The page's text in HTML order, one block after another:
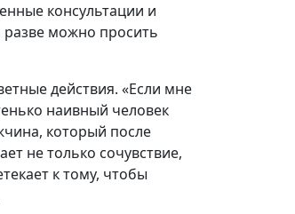
консультации и
можно просить
действия. «Если мне
наивный человек
который после
не только сочувствие,
к тому, чтобы